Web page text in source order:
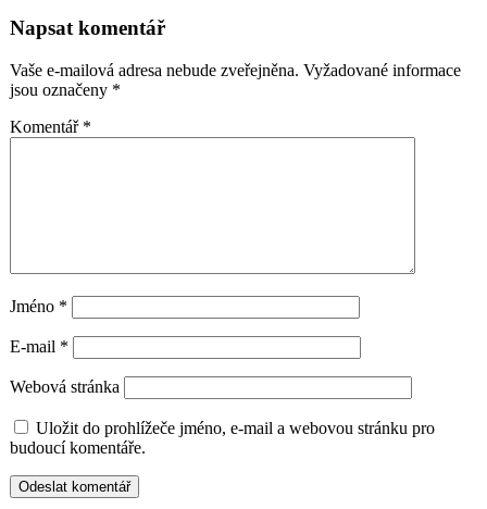
Napsat komentář
Vaše e-mailová adresa nebude zveřejněna. Vyžadované informace
jsou označeny *
Komentář *
Jméno *
E-mail *
Webová stránka
Uložit do prohlížeče jméno, e-mail a webovou stránku pro
budoucí komentáře.